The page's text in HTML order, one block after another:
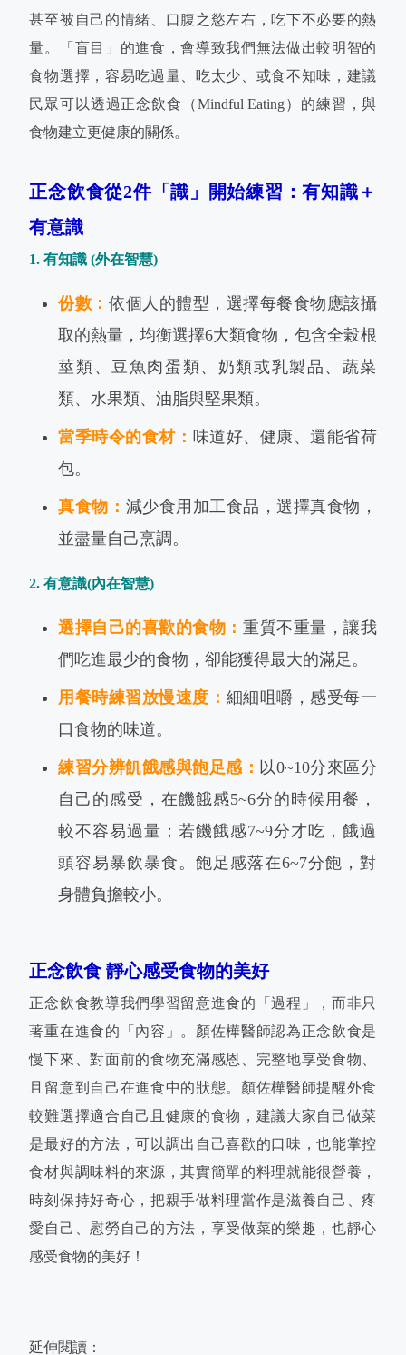
甚至被自己的情緒、口腹之慾左右，吃下不必要的熱
量。「盲目」的進食，會導致我們無法做出較明智的
食物選擇，容易吃過量、吃太少、或食不知味，建議
民眾可以透過正念飲食（Mindful Eating）的練習，與
食物建立更健康的關係。
正念飲食從2件「識」開始練習：有知識＋
有意識
1. 有知識 (外在智慧)
份數： 依個人的體型，選擇每餐食物應該攝
取的熱量，均衡選擇6大類食物，包含全榖根
莖類、豆魚肉蛋類、奶類或乳製品、蔬菜
類、水果類、油脂與堅果類。
當季時令的食材： 味道好、健康、還能省荷
包。
真食物： 減少食用加工食品，選擇真食物，
並盡量自己烹調。
2. 有意識(內在智慧)
選擇自己的喜歡的食物： 重質不重量，讓我
們吃進最少的食物，卻能獲得最大的滿足。
用餐時練習放慢速度： 細細咀嚼，感受每一
口食物的味道。
練習分辨飢餓感與飽足感： 以0~10分來區分
自己的感受，在饑餓感5~6分的時候用餐，
較不容易過量；若饑餓感7~9分才吃，餓過
頭容易暴飲暴食。飽足感落在6~7分飽，對
身體負擔較小。
正念飲食 靜心感受食物的美好
正念飲食教導我們學習留意進食的「過程」，而非只
著重在進食的「內容」。顏佐樺醫師認為正念飲食是
慢下來、對面前的食物充滿感恩、完整地享受食物、
且留意到自己在進食中的狀態。顏佐樺醫師提醒外食
較難選擇適合自己且健康的食物，建議大家自己做菜
是最好的方法，可以調出自己喜歡的口味，也能掌控
食材與調味料的來源，其實簡單的料理就能很營養，
時刻保持好奇心，把親手做料理當作是滋養自己、疼
愛自己、慰勞自己的方法，享受做菜的樂趣，也靜心
感受食物的美好！
延伸閱讀：